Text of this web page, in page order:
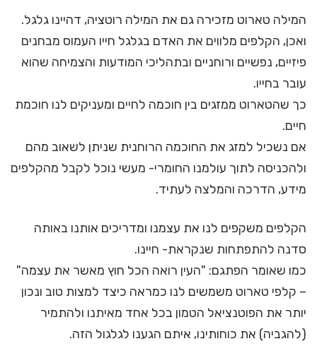
המילה טארוט מזכירה גם את המילה רוטציה, דהיינו גלגל.
ואכן, הקלפים מלווים את האדם בגלגל חייו העמוס מבחנים
פיזיים, נפשיים ורוחניים ובתהליכי המודעות והצמיחה שהוא
עובר בחייו.
כך שהטארוט ממזגים בין חוכמה לחיים ומעניקים לנו חוכמת
חיים.
אם נשכיל למזג את החוכמה הרוחנית שניתן לשאוב מהם
ולהכניסה לתוך עולמנו החומרי- מעשי נוכל לקבל מהקלפים
מידע, הדרכה והמלצה לעתיד.
הקלפים משקפים לנו את עצמנו ומדריכים אותנו באותה
סדנה להתפתחות שנקראת- חיינו.
כמו שאומר הפתגם: "העין רואה הכל חוץ מאשר את עצמה"
– קלפי טארוט משמשים לנו כמראה כיצד למצות טוב ונכון
יותר את הפוטנציאל הטמון בכל אחד מאיתנו ולהתמיר
(להגביה) את כוחותינו, איתם הגענו לגלגול הזה.